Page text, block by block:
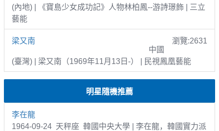
(內地) | 《寶島少女成功記》人物林柏鳳--游詩璟飾 | 三立
藝能
梁又南
瀏覽:2631
中國
(臺灣) | 梁又南（1969年11月13日-） | 民視鳳凰藝能
明星隨機推薦
李在龍
1964-09-24 天秤座 韓國中央大學 | 李在龍，韓國實力派